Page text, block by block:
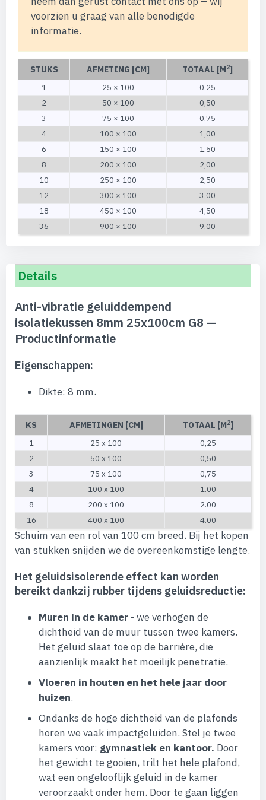
voorzien u graag van alle benodigde
informatie.
STUKS AFMETING [CM] TOTAAL [M2]
1 25 × 100
0,25
2
50 × 100
0,50
3
75 × 100
0,75
4
100 × 100
1,00
6
150 × 100
1,50
8
200 × 100
2,00
10
250 × 100
2,50
12
300 × 100
3,00
18
450 × 100
4,50
36
900 × 100 9,00
Details
Anti-vibratie geluiddempend
isolatiekussen 8mm 25x100cm G8 —
Productinformatie
Eigenschappen:
Dikte: 8 mm.
KS AFMETINGEN [CM] TOTAAL [M2]
1 25 x 100
0,25
2
50 x 100
0,50
3
75 x 100
0,75
4
100 x 100
1.00
8
200 x 100
2.00
16
400 x 100 4.00
Schuim van een rol van 100 cm breed. Bij het kopen
van stukken snijden we de overeenkomstige lengte.
Het geluidsisolerende effect kan worden
bereikt dankzij rubber tijdens geluidsreductie:
Muren in de kamer - we verhogen de
dichtheid van de muur tussen twee kamers.
Het geluid slaat toe op de barrière, die
aanzienlijk maakt het moeilijk penetratie.
Vloeren in houten en het hele jaar door
huizen.
Ondanks de hoge dichtheid van de plafonds
horen we vaak impactgeluiden. Stel je twee
kamers voor: gymnastiek en kantoor. Door
het gewicht te gooien, trilt het hele plafond,
wat een ongelooflijk geluid in de kamer
veroorzaakt onder hem. Door te gaan liggen